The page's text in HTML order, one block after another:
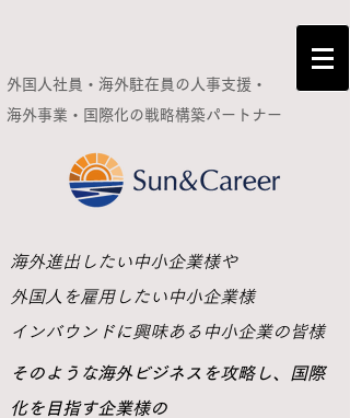
外国人社員・海外駐在員の人事支援・
海外事業・国際化の戦略構築パートナー
​海外進出したい中小企業様や
外国人を雇用したい中小企業様
インバウンドに興味ある中小企業の皆様
​そのような海外ビジネスを攻略し、国際
化を目指す企業様の